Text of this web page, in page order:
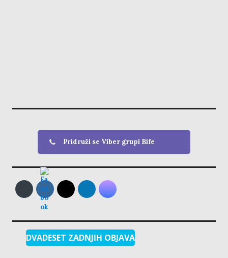
Pridruži se Viber grupi Bife
DVADESET ZADNJIH OBJAVA